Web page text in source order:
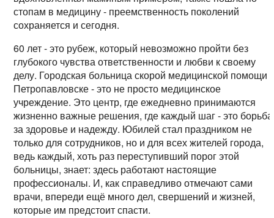
стопам в медицину - преемственность поколений
сохраняется и сегодня.
60 лет - это рубеж, который невозможно пройти без
глубокого чувства ответственности и любви к своему
делу. Городская больница скорой медицинской помощи
Петропавловске - это не просто медицинское
учреждение. Это центр, где ежедневно принимаются
жизненно важные решения, где каждый шаг - это борьба
за здоровье и надежду. Юбилей стал праздником не
только для сотрудников, но и для всех жителей города,
ведь каждый, хоть раз переступивший порог этой
больницы, знает: здесь работают настоящие
профессионалы. И, как справедливо отмечают сами
врачи, впереди ещё много дел, свершений и жизней,
которые им предстоит спасти.